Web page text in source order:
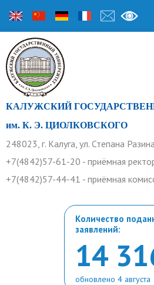
КАЛУЖСКИЙ
им. К. Э. ЦИОЛКОВСКОГО
248023, г. Калуга, ул. Степана
+7(4842)57-61-20 - приёмная
+7(4842)57-44-41 - приёмная
Количество
заявлений:
14
обновлено 4 августа